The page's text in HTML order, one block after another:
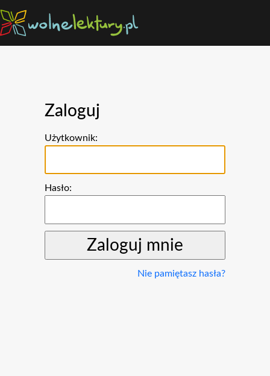
Zaloguj
Użytkownik:
Hasło:
Nie pamiętasz hasła?